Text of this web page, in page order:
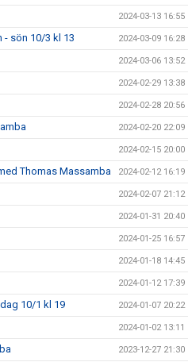
2024-03-13 16:55
- sön 10/3 kl 13 2024-03-09 16:28
2024-03-06 13:52
2024-02-29 13:38
2024-02-28 20:56
2024-02-20 22:09
2024-02-15 20:00
Thomas Massamba 2024-02-12 16:19
2024-02-07 21:12
2024-01-31 20:40
2024-01-25 16:57
2024-01-18 14:45
2024-01-12 17:39
10/1 kl 19 2024-01-07 20:22
2024-01-02 13:11
2023-12-27 21:30